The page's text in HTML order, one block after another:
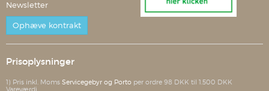
Newsletter
Ophæve kontrakt
Prisoplysninger
1) Pris inkl. Moms Servicegebyr og Porto per ordre 98 DKK til 1.500 DKK
Vareværdi.